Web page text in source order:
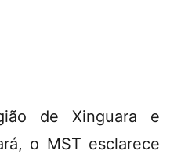
de Xinguara e
o MST esclarece